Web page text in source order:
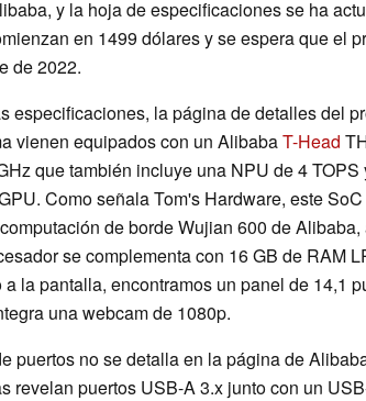
y la hoja de especificaciones se ha
en 1499 dólares y se espera que el
de 2022.
especificaciones, la página de detalles del
vienen equipados con un AlibabaT-Head
que también incluye una NPU de 4 TOPS
Como señala Tom's Hardware, este
de borde Wujian 600 de
se complementa con 16 GB de RAM
a la pantalla, encontramos un panel de 14,1
una webcam de 1080p.
puertos no se detalla en la página de
revelan puertos USB-A 3.x junto con un